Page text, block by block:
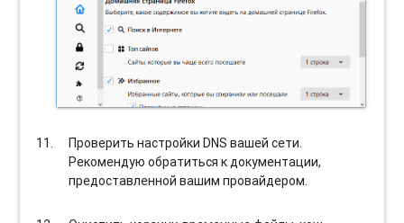
Проверить настройки DNS вашей сети.
Рекомендую обратиться к документации,
предоставленной вашим провайдером.